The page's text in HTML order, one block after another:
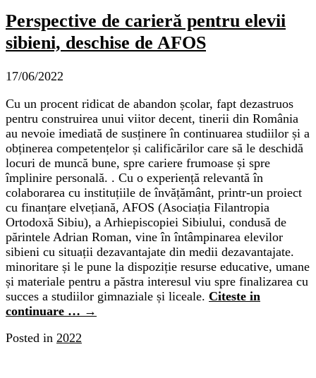
Perspective de carieră pentru elevii
sibieni, deschise de AFOS
17/06/2022
Cu un procent ridicat de abandon școlar, fapt dezastruos
pentru construirea unui viitor decent, tinerii din România
au nevoie imediată de susținere în continuarea studiilor și a
obținerea competențelor și calificărilor care să le deschidă
locuri de muncă bune, spre cariere frumoase și spre
împlinire personală. . Cu o experiență relevantă în
colaborarea cu instituțiile de învățământ, printr-un proiect
cu finanțare elvețiană, AFOS (Asociația Filantropia
Ortodoxă Sibiu), a Arhiepiscopiei Sibiului, condusă de
părintele Adrian Roman, vine în întâmpinarea elevilor
sibieni cu situații dezavantajate din medii dezavantajate.
minoritare și le pune la dispoziție resurse educative, umane
și materiale pentru a păstra interesul viu spre finalizarea cu
succes a studiilor gimnaziale și liceale. Citeste in
continuare … →
Posted in 2022